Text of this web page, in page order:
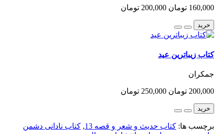
160,000 تومان 200,000 تومان
خرید
کتاب زیباترین عید
جمکران
200,000 تومان 250,000 تومان
خرید
برچسب ها: کتاب حدیث و شعر و قصه 13 , کتاب نادانی دشمن